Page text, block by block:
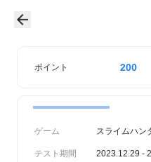
ポイント 200
ゲーム スライムハン
テスト期間 2023.12.29 -